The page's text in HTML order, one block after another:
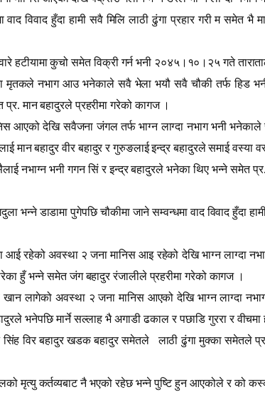
विवाद हुँदा हामी सवै मिलि लाठी ढुंगा प्रहार गरी म समेत भै
हटीयामा कुचो समेत विक्री गर्न भनी २०४५।१०।२५ गते
मृतकले नभाग आउ भनेकाले सवै भेला भयौ सवै चौकी तर्फ हिड
प्र. मान बहादुरले प्रहरीमा गरेको कागज ।
आएको देखि सवैजना जंगल तर्फ भाग्न लाग्दा नभाग भनी भनेकाले
मान बहादुर वीर बहादुर र गुरुङलाई इन्द्र बहादुरले समाई वस्या
नभाग्न भनी गगन सिं र इन्द्र बहादुरले भनेका थिए भन्ने समेत
डाडामा पुगेपछि चौकीमा जाने सम्वन्धमा वाद विवाद हुँदा
रहेको अवस्था २ जना मानिस आइ रहेको देखि भाग्न लाग्दा
हुँ भन्ने समेत जंग बहादुर रंजालीले प्रहरीमा गरेको कागज ।
लागेको अवस्था २ जना मानिस आएको देखि भाग्न लाग्दा
भनेपछि मार्ने सल्लाह भै अगाडी ढकाल र पछाडि गुररा र
सिंह विर बहादुर खडक बहादुर समेतले
लाठी ढुंगा मुक्का समेतले
मृत्यु कर्तव्यबाट नै भएको रहेछ भन्ने पुष्टि हुन आएकोले र को